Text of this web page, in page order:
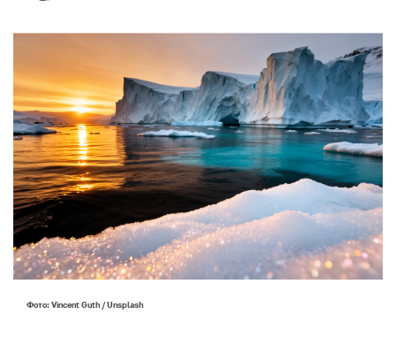
Фото: Vincent Guth / Unsplash